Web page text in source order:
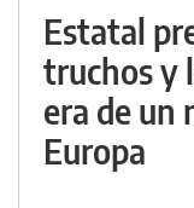
Estatal
truchos y
era de un
Europa